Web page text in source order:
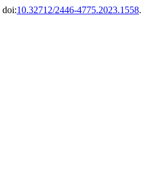
doi:10.32712/2446-4775.2023.1558.